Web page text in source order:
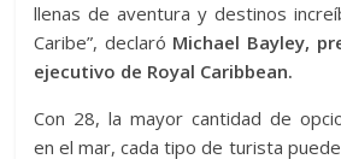
llenas de aventura y destinos
Caribe”, declaró Michael Bayley,
ejecutivo de Royal Caribbean.
Con 28, la mayor cantidad de
en el mar, cada tipo de turista